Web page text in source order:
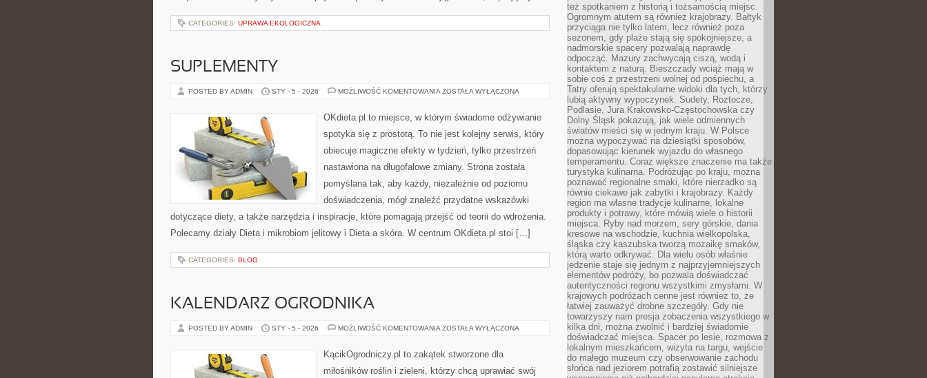
CATEGORIES: UPRAWA EKOLOGICZNA
SUPLEMENTY
POSTED BY ADMIN STY - 5 - 2026 MOŻLIWOŚĆ KOMENTOWANIA SUPLEMENTY
ZOSTAŁA WYŁĄCZONA
OKdieta.pl to miejsce, w którym świadome odżywianie
spotyka się z prostotą. To nie jest kolejny serwis, który
obiecuje magiczne efekty w tydzień, tylko przestrzeń
nastawiona na długofalowe zmiany. Strona została
pomyślana tak, aby każdy, niezależnie od poziomu
doświadczenia, mógł znaleźć przydatne wskazówki
dotyczące diety, a także narzędzia i inspiracje, które pomagają przejść od teorii do wdrożenia.
Polecamy działy Dieta i mikrobiom jelitowy i Dieta a skóra. W centrum OKdieta.pl stoi […]
CATEGORIES: BLOG
KALENDARZ OGRODNIKA
POSTED BY ADMIN STY - 5 - 2026 MOŻLIWOŚĆ KOMENTOWANIA KALENDARZ
ZOSTAŁA WYŁĄCZONA
KącikOgrodniczy.pl to zakątek stworzone dla
miłośników roślin i zieleni, którzy chcą uprawiać swój
też spotkaniem z historią i tożsamością miejsc.
Ogromnym atutem są również krajobrazy. Bałtyk
przyciąga nie tylko latem, lecz również poza
sezonem, gdy plaże stają się spokojniejsze, a
nadmorskie spacery pozwalają naprawdę
odpocząć. Mazury zachwycają ciszą, wodą i
kontaktem z naturą. Bieszczady wciąż mają w
sobie coś z przestrzeni wolnej od pośpiechu, a
Tatry oferują spektakularne widoki dla tych, którzy
lubią aktywny wypoczynek. Sudety, Roztocze,
Podlasie, Jura Krakowsko-Częstochowska czy
Dolny Śląsk pokazują, jak wiele odmiennych
światów mieści się w jednym kraju. W Polsce
można wypoczywać na dziesiątki sposobów,
dopasowując kierunek wyjazdu do własnego
temperamentu. Coraz większe znaczenie ma także
turystyka kulinarna. Podróżując po kraju, można
poznawać regionalne smaki, które nierzadko są
równie ciekawe jak zabytki i krajobrazy. Każdy
region ma własne tradycje kulinarne, lokalne
produkty i potrawy, które mówią wiele o historii
miejsca. Ryby nad morzem, sery górskie, dania
kresowe na wschodzie, kuchnia wielkopolska,
śląska czy kaszubska tworzą mozaikę smaków,
którą warto odkrywać. Dla wielu osób właśnie
jedzenie staje się jednym z najprzyjemniejszych
elementów podróży, bo pozwala doświadczać
autentyczności regionu wszystkimi zmysłami. W
krajowych podróżach cenne jest również to, że
łatwiej zauważyć drobne szczegóły. Gdy nie
towarzyszy nam presja zobaczenia wszystkiego w
kilka dni, można zwolnić i bardziej świadomie
doświadczać miejsca. Spacer po lesie, rozmowa z
lokalnym mieszkańcem, wizyta na targu, wejście
do małego muzeum czy obserwowanie zachodu
słońca nad jeziorem potrafią zostawić silniejsze